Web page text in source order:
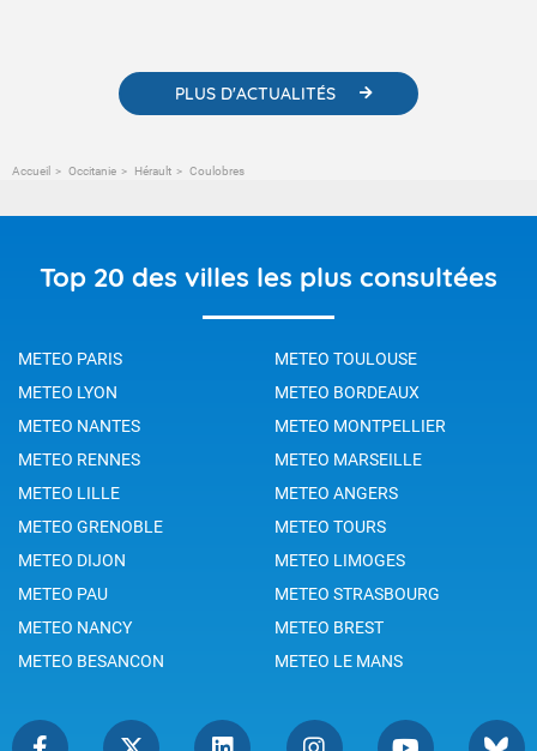
PLUS D'ACTUALITÉS
Accueil Occitanie Hérault Coulobres
Top 20 des villes les plus consultées
METEO PARIS
METEO TOULOUSE
METEO LYON
METEO BORDEAUX
METEO NANTES
METEO MONTPELLIER
METEO RENNES
METEO MARSEILLE
METEO LILLE
METEO ANGERS
METEO GRENOBLE
METEO TOURS
METEO DIJON
METEO LIMOGES
METEO PAU
METEO STRASBOURG
METEO NANCY
METEO BREST
METEO BESANCON
METEO LE MANS